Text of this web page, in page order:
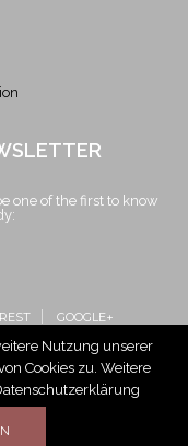
one of the first to know
GOOGLE+
Nutzung unserer
Cookies zu. Weitere